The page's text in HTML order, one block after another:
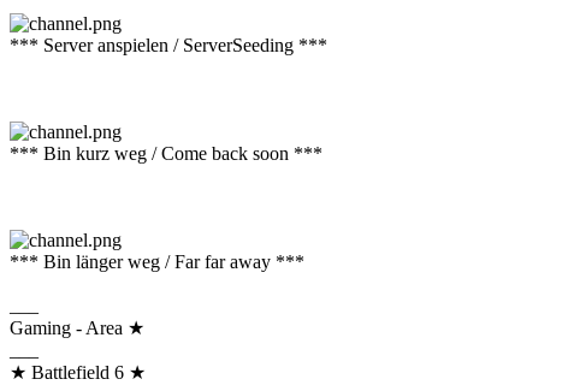
*** Server anspielen / ServerSeeding ***
*** Bin kurz weg / Come back soon ***
*** Bin länger weg / Far far away ***
Gaming - Area ★
★ Battlefield 6 ★